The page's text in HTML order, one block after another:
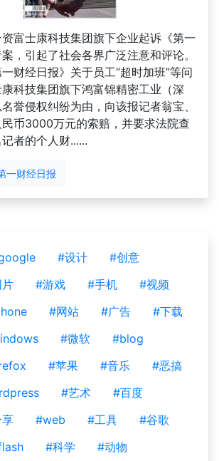
富士康科技集团旗下企业起诉《第一
，引起了社会各界广泛注意和评论。
经日报》关于员工“超时加班”等问
科技集团旗下鸿富锦精密工业（深
誉侵权纠纷为由，向该报记者翁宝、
币3000万元的索赔，并要求法院查
者的个人财......
一财经日报
#设计
#创意
#游戏 #手机
#视频
#网站 #广告
#下载
#微软
#blog
#苹果 #音乐
#恶搞
#艺术
#百度
#web #工具
#谷歌
#科学
#动物